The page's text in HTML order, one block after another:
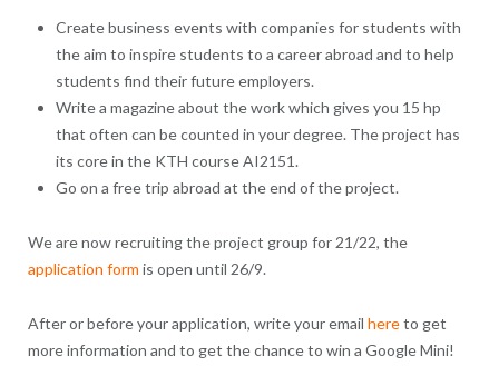
Create business events with companies for students with
the aim to inspire students to a career abroad and to help
students find their future employers.
Write a magazine about the work which gives you 15 hp
that often can be counted in your degree. The project has
its core in the KTH course AI2151.
Go on a free trip abroad at the end of the project.
We are now recruiting the project group for 21/22, the
application form is open until 26/9.
After or before your application, write your email hereto get
more information and to get the chance to win a Google Mini!